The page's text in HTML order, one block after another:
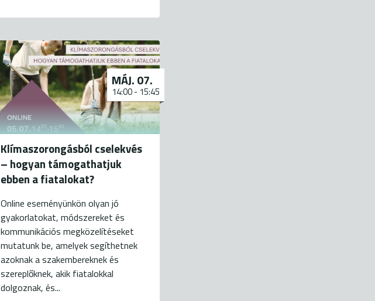
Klímaszorongásból cselekvés
– hogyan támogathatjuk
ebben a fiatalokat?
MÁJ. 07.
14:00- 15:45
Online eseményünkön olyan jó
gyakorlatokat, módszereket és
kommunikációs megközelítéseket
mutatunk be, amelyek segíthetnek
azoknak a szakembereknek és
szereplőknek, akik fiatalokkal
dolgoznak, és...